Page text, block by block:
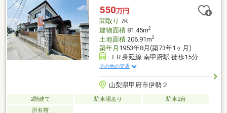
さがあり、駐車場2台分を確保。【駅徒歩圏内の穏やかな立地】
南甲府駅より徒歩12分。徒歩圏内にコンビニや病院、学校が点
在。
550万円
間取り 7K
建物面積81.45m2
土地面積206.91m2
築年月 1953年8月(築73年1ヶ月)
ＪＲ身延線 南甲府駅 徒歩15分
その他の交通
山梨県甲府市伊勢２
2階建て 駐車場あり
駐車2台
所有権